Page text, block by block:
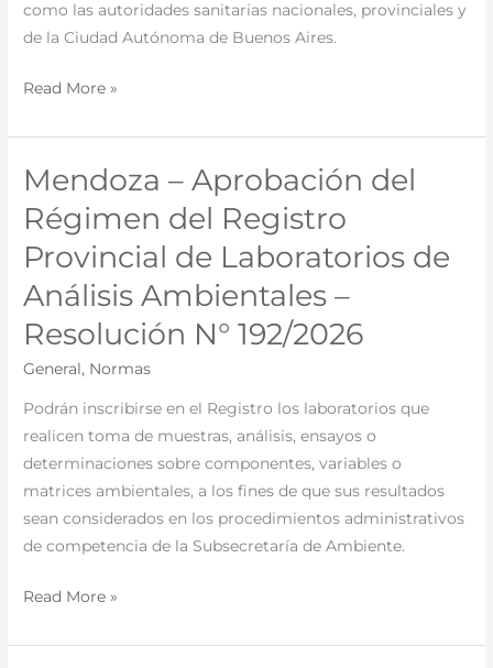
como las autoridades sanitarias nacionales, provinciales y
de la Ciudad Autónoma de Buenos Aires.
Sistema
Nacional
Control
–
Decreto
697/2026
Read More »
Mendoza – Aprobación del
Régimen del Registro
Provincial de Laboratorios de
Análisis Ambientales –
Resolución N° 192/2026
General, Normas
Podrán inscribirse en el Registro los laboratorios que
realicen toma de muestras, análisis, ensayos o
determinaciones sobre componentes, variables o
matrices ambientales, a los fines de que sus resultados
sean considerados en los procedimientos administrativos
de competencia de la Subsecretaría de Ambiente.
Mendoza
Aprobación
del
Régimen
del
Registro
Provincial
Resolución
Read More »